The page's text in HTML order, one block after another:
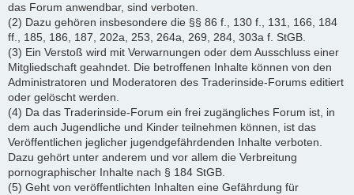
das Forum anwendbar, sind verboten.
(2) Dazu gehören insbesondere die §§ 86 f., 130 f., 131, 166, 184
ff., 185, 186, 187, 202a, 253, 264a, 269, 284, 303a f. StGB.
(3) Ein Verstoß wird mit Verwarnungen oder dem Ausschluss einer
Mitgliedschaft geahndet. Die betroffenen Inhalte können von den
Administratoren und Moderatoren des Traderinside-Forums editiert
oder gelöscht werden.
(4) Da das Traderinside-Forum ein frei zugängliches Forum ist, in
dem auch Jugendliche und Kinder teilnehmen können, ist das
Veröffentlichen jeglicher jugendgefährdenden Inhalte verboten.
Dazu gehört unter anderem und vor allem die Verbreitung
pornographischer Inhalte nach § 184 StGB.
(5) Geht von veröffentlichten Inhalten eine Gefährdung für